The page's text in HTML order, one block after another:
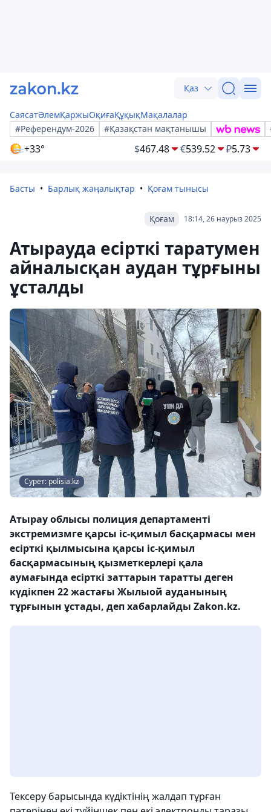
Қаз
СаясатӘлемҚаржыОқиғаҚұқықМақалалар
#Референдум-2026
#Қазақстан мақтанышы
+33° $467.48 €539.52 ₽5.73
Басты Барлық жаңалықтар Қоғам тынысы
18:14, 26 наурыз 2025
Қоғам
Атырауда есірткі таратумен
айналысқан аудан тұрғыны
ұсталды
Сурет: polisia.kz
Атырау облысы полиция департаменті
экстремизмге қарсы іс-қимыл басқармасы мен
есірткі қылмысына қарсы іс-қимыл
басқармасының қызметкерлері қала
аумағында есірткі заттарын таратты деген
күдікпен 22 жастағы Жылыой ауданының
тұрғынын ұстады, деп хабарлайды Zakon.kz.
Тексеру барысында күдіктінің жалдап тұрған